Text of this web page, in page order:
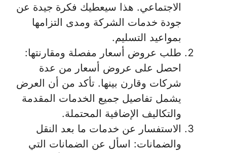
الاجتماعي. هذا سيعطيك فكرة جيدة عن
جودة خدمات الشركة ومدى التزامها
بمواعيد التسليم.
طلب عروض أسعار مفصلة ومقارنتها:
احصل على عروض أسعار من عدة
شركات وقارن بينها. تأكد من أن العرض
يشمل تفاصيل جميع الخدمات المقدمة
والتكاليف الإضافية المحتملة.
الاستفسار عن خدمات ما بعد النقل
والضمانات: اسأل عن الضمانات التي